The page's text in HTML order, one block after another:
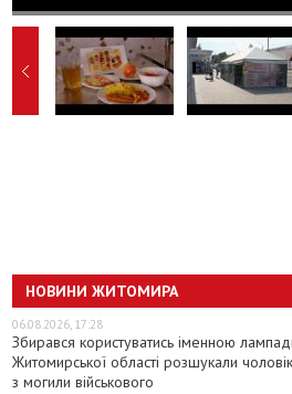
НОВИНИ ЖИТОМИРА
06.08.2026, 17:28
Збирався користуватись іменною
Житомирської області розшукали
з могили військового